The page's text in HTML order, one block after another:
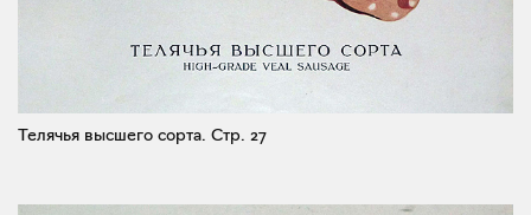
Телячья высшего сорта. Стр. 27